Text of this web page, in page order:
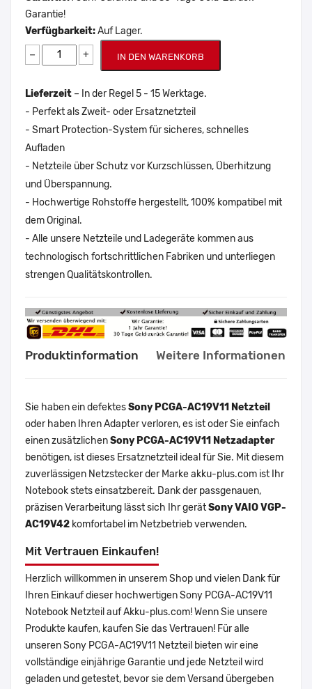
Garantie!
Verfügbarkeit:Auf Lager.
− + IN DEN WARENKORB
Lieferzeit – In der Regel 5 - 15 Werktage.
- Perfekt als Zweit- oder Ersatznetzteil
- Smart Protection-System für sicheres, schnelles
Aufladen
- Netzteile über Schutz vor Kurzschlüssen, Überhitzung
und Überspannung.
- Hochwertige Rohstoffe hergestellt, 100% kompatibel mit
dem Original.
- Alle unsere Netzteile und Ladegeräte kommen aus
technologisch fortschrittlichen Fabriken und unterliegen
strengen Qualitätskontrollen.
Produktinformation Weitere Informationen
Sie haben ein defektesSony PCGA-AC19V11 Netzteil
oder haben Ihren Adapter verloren, es ist oder Sie einfach
einen zusätzlichenSony PCGA-AC19V11 Netzadapter
benötigen, ist dieses Ersatznetzteil ideal für Sie. Mit diesem
zuverlässigen Netzstecker der Marke akku-plus.com ist Ihr
Notebook stets einsatzbereit. Dank der passgenauen,
präzisen Verarbeitung lässt sich Ihr gerätSony VAIO VGP-
AC19V42 komfortabel im Netzbetrieb verwenden.
Mit Vertrauen Einkaufen!
Herzlich willkommen in unserem Shop und vielen Dank für
Ihren Einkauf dieser hochwertigen Sony PCGA-AC19V11
Notebook Netzteil auf Akku-plus.com! Wenn Sie unsere
Produkte kaufen, kaufen Sie das Vertrauen! Für alle
unseren Sony PCGA-AC19V11 Netzteil bieten wir eine
vollständige einjährige Garantie und jede Netzteil wird
geladen und getestet, bevor sie dem Versand übergeben